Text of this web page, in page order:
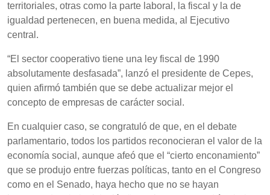
territoriales, otras como la parte laboral, la fiscal y la de
igualdad pertenecen, en buena medida, al Ejecutivo
central.
“El sector cooperativo tiene una ley fiscal de 1990
absolutamente desfasada”, lanzó el presidente de Cepes,
quien afirmó también que se debe actualizar mejor el
concepto de empresas de carácter social.
En cualquier caso, se congratuló de que, en el debate
parlamentario, todos los partidos reconocieran el valor de la
economía social, aunque afeó que el “cierto enconamiento”
que se produjo entre fuerzas políticas, tanto en el Congreso
como en el Senado, haya hecho que no se hayan